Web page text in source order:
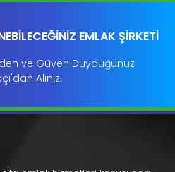
EMLAK ŞİRKETİ
ve Güven Duyduğunuz
Alınız.